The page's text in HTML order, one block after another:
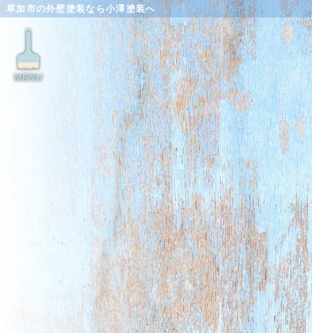
草加市の外壁塗装なら小澤塗装へ
MENU